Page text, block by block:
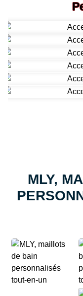
MLY,